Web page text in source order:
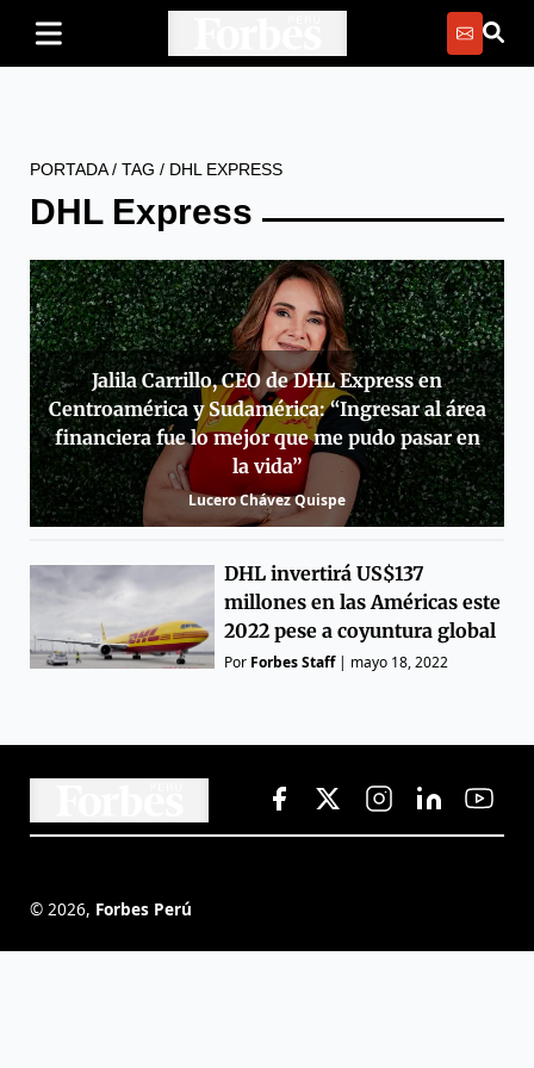
PORTADA/ TAG / DHL EXPRESS
DHL Express
Jalila Carrillo, CEO de DHL Express en
Centroamérica y Sudamérica: “Ingresar al área
financiera fue lo mejor que me pudo pasar en
la vida”
Lucero Chávez Quispe
DHL invertirá US$137
millones en las Américas este
2022 pese a coyuntura global
Por Forbes Staff| mayo 18, 2022
© 2026, Forbes Perú